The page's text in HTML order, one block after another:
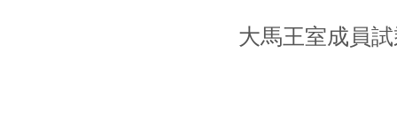
大馬王室成員